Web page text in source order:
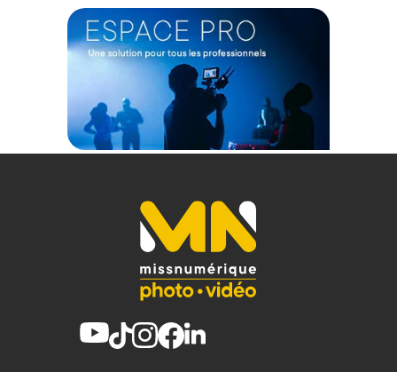
garantissant un impact positif sur l'environnement tout en
assurant une qualité optique indispensable aux standards
de la photographie.
Caractéristiques du kit de filtres Urth UV + Polarisant
Diamètre de filetage : 39 mm
Type de filtres : Ultraviolet (UV) et Polarisant Circulaire (CPL)
Matériau du cerclage : Magnalium (alliage léger et résistant)
Profil du cadre : Fin (Slim) pour éviter le vignettage
Filetage avant : Oui (permet l'empilement ou la fixation du
CONTENU DU CARTON
1x Filtre Urth Polarisant Circulaire (CPL) 39mm